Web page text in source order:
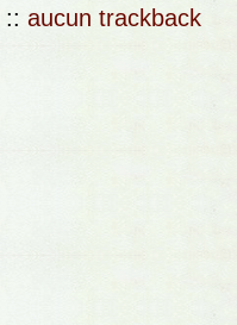
:: aucun trackback